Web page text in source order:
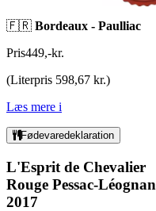
🇫🇷 Bordeaux - Paulliac
Pris449,-kr.
(Literpris 598,67 kr.)
Læs mere i
Fødevaredeklaration
L'Esprit de Chevalier
Rouge Pessac-Léognan
2017